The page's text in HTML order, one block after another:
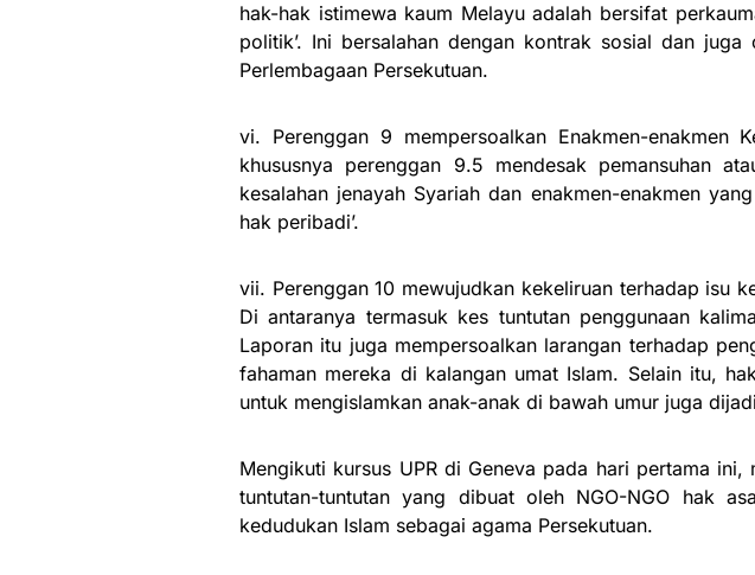
hak-hak istimewa kaum Melayu adalah bersifat
politik’. Ini bersalahan dengan kontrak sosial dan
Perlembagaan Persekutuan.
vi. Perenggan 9 mempersoalkan Enakmen-enakmen
khususnya perenggan 9.5 mendesak pemansuhan
kesalahan jenayah Syariah dan enakmen-enakmen
hak peribadi’.
vii. Perenggan 10 mewujudkan kekeliruan terhadap isu
Di antaranya termasuk kes tuntutan penggunaan
Laporan itu juga mempersoalkan larangan terhadap
fahaman mereka di kalangan umat Islam. Selain itu,
untuk mengislamkan anak-anak di bawah umur juga
Mengikuti kursus UPR di Geneva pada hari pertama ini,
tuntutan-tuntutan yang dibuat oleh NGO-NGO hak
kedudukan Islam sebagai agama Persekutuan.